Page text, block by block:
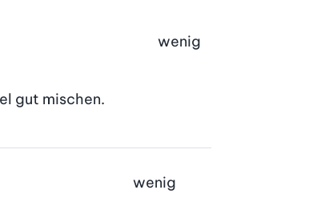
wenig
gut mischen.
wenig